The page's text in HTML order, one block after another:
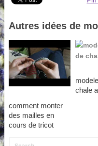
Autres idées de
comment monter
des mailles en
cours de tricot
chale